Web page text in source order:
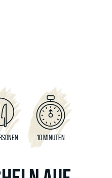
10 MINUTEN